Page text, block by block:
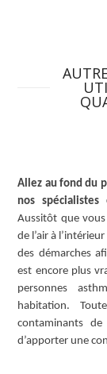
Allez au fond du
nos
Aussitôt que
de l’air à
des démarches
est encore plus
personnes
habitation.
contaminants
d’apporter une